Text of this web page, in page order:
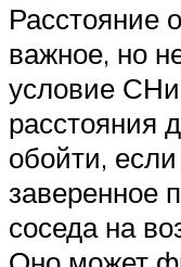
Расстояние
важное, но
условие
расстояния
обойти,
заверенное
соседа на